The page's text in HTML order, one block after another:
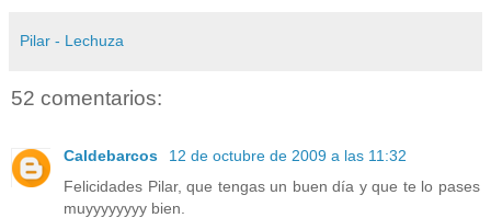
Pilar - Lechuza
52 comentarios:
Caldebarcos
12 de octubre de 2009 a las 11:32
Felicidades Pilar, que tengas un buen día y que te lo pases
muyyyyyyyy bien.